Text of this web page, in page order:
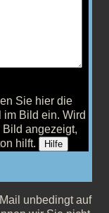
Sie hier die
im Bild ein. Wird
Bild angezeigt,
hilft.
Hilfe
unbedingt auf